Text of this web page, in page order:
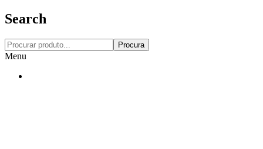
Search
Procura
Menu